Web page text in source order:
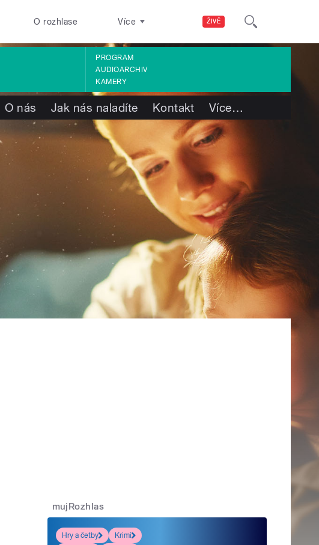
ŽIVĚ
O rozhlase Více
PROGRAM
AUDIOARCHIV
KAMERY
O nás Jak nás naladíte Kontakt Více…
mujRozhlas
Hry a četby
Krimi